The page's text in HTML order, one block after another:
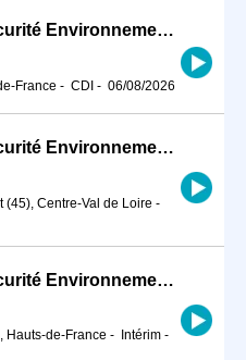
Responsable Qualité Sécurité Environnement -QSE- en industrie (H/F)
France - CDI - 06/08/2026
Responsable Qualité Sécurité Environnement -QSE- en industrie (H/F)
(45), Centre-Val de Loire -
Responsable Qualité Sécurité Environnement -QSE- en industrie (H/F)
Hauts-de-France - Intérim -